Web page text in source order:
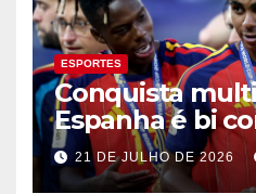
ESPORTES
Conquista
Espanha é bi
filhos de
21 DE JULHO DE 2026